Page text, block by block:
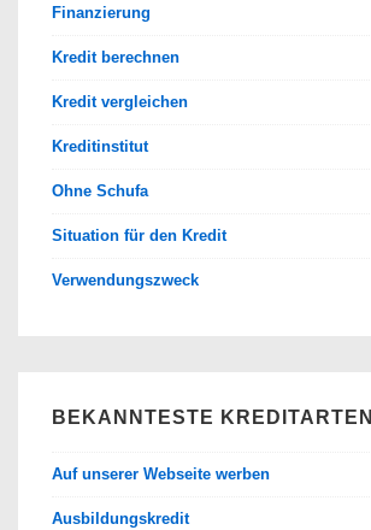
Finanzierung
Kredit berechnen
Kredit vergleichen
Kreditinstitut
Ohne Schufa
Situation für den Kredit
Verwendungszweck
BEKANNTESTE KREDITARTEN
Auf unserer Webseite werben
Ausbildungskredit